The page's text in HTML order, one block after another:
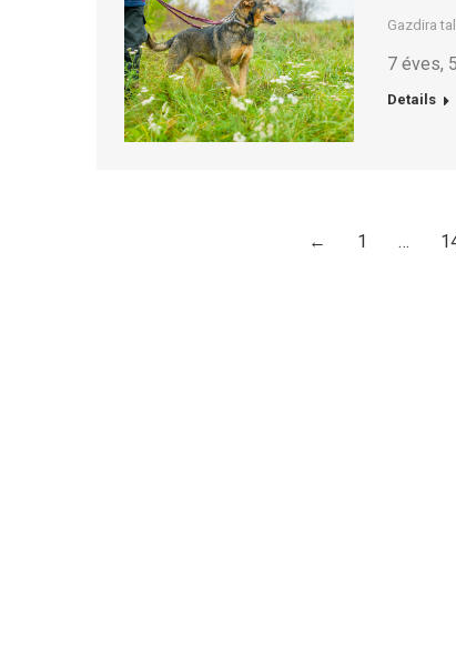
Gazdira
7 éves,
Details
← 1 …